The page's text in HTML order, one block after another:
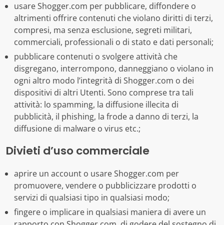
usare Shogger.com per pubblicare, diffondere o
altrimenti offrire contenuti che violano diritti di terzi,
compresi, ma senza esclusione, segreti militari,
commerciali, professionali o di stato e dati personali;
pubblicare contenuti o svolgere attività che
disgregano, interrompono, danneggiano o violano in
ogni altro modo l’integrità di Shogger.com o dei
dispositivi di altri Utenti. Sono comprese tra tali
attività: lo spamming, la diffusione illecita di
pubblicità, il phishing, la frode a danno di terzi, la
diffusione di malware o virus etc.;
Divieti d’uso commerciale
aprire un account o usare Shogger.com per
promuovere, vendere o pubblicizzare prodotti o
servizi di qualsiasi tipo in qualsiasi modo;
fingere o implicare in qualsiasi maniera di avere un